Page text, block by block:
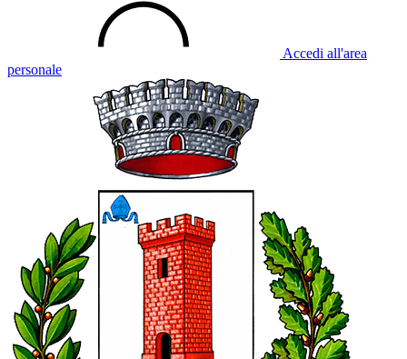
Accedi all'area
personale